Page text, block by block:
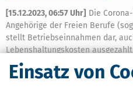
Einsatz von
[15.12.2023, 06:57 Uhr] Die
Angehörige der Freien Berufe
stellt Betriebseinnahmen dar,
Lebenshaltungskosten
Urteil des FG Düsseldorf hervor.
mehr